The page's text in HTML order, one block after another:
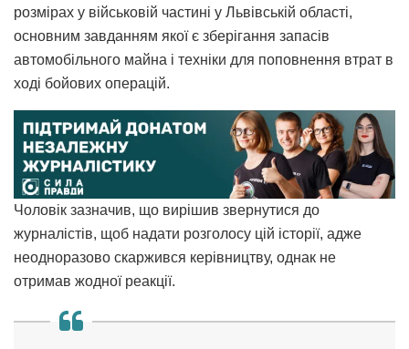
розмірах у військовій частині у Львівській області,
основним завданням якої є зберігання запасів
автомобільного майна і техніки для поповнення втрат в
ході бойових операцій.
Чоловік зазначив, що вирішив звернутися до
журналістів, щоб надати розголосу цій історії, адже
неодноразово скаржився керівництву, однак не
отримав жодної реакції.